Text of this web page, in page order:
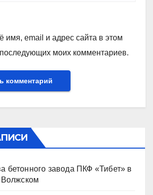
имя, email и адрес сайта в этом
моих комментариев.
бетонного завода ПКФ «Тибет» в
Волжском